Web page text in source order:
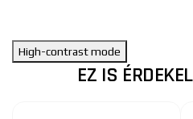
High-contrast mode
EZ IS